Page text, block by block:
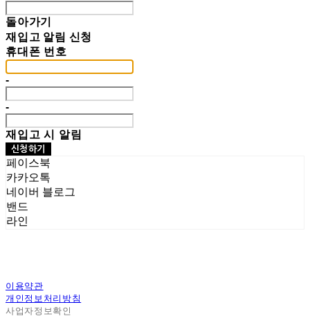
돌아가기
재입고 알림 신청
휴대폰 번호
-
-
재입고 시 알림
신청하기
페이스북
카카오톡
네이버 블로그
밴드
라인
이용약관
개인정보처리방침
사업자정보확인